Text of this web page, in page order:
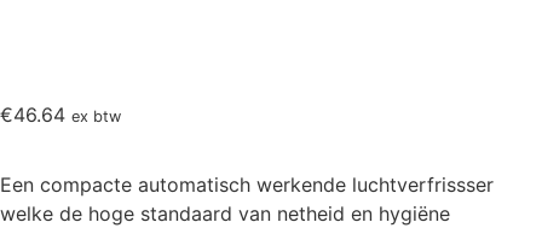
€46.64 ex btw
Een compacte automatisch werkende luchtverfrissser
welke de hoge standaard van netheid en hygiëne